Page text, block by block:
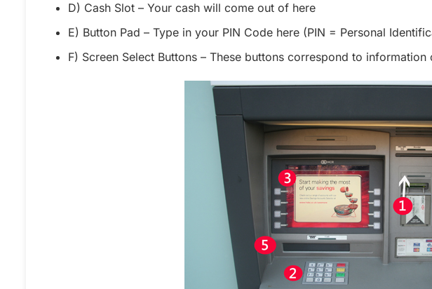
D) Cash Slot – Your cash will come out of here
E) Button Pad – Type in your PIN Code here (PIN = Personal
F) Screen Select Buttons – These buttons correspond to